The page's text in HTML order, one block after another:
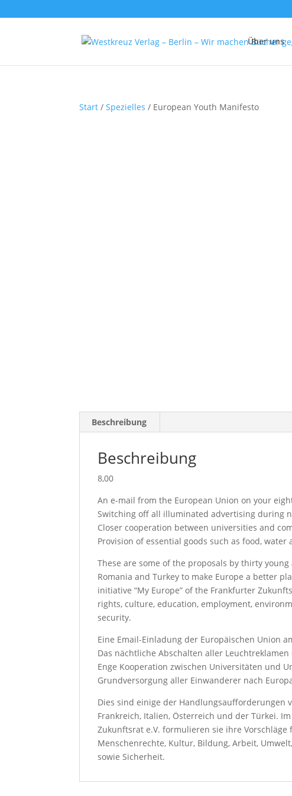
Über uns
Start /Spezielles / European Youth Manifesto
Beschreibung
Beschreibung
8,00
An e-mail from the European Union on your
Switching off all illuminated advertising during
Closer cooperation between universities and
Provision of essential goods such as food,
These are some of the proposals by thirty
Romania and Turkey to make Europe a better
initiative “My Europe” of the Frankfurter
rights, culture, education, employment,
security.
Eine Email-Einladung der Europäischen Union
Das nächtliche Abschalten aller
Enge Kooperation zwischen Universitäten und
Grundversorgung aller Einwanderer nach
Dies sind einige der Handlungsaufforderungen
Frankreich, Italien, Österreich und der Türkei.
Zukunftsrat e.V. formulieren sie ihre
Menschenrechte, Kultur, Bildung, Arbeit,
sowie Sicherheit.